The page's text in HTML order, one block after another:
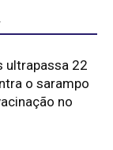
ultrapassa 22
o sarampo
no